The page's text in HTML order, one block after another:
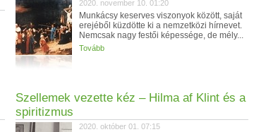
2020. november 10. 01:20
Munkácsy keserves viszonyok között, saját
erejéből küzdötte ki a nemzetközi hírnevet.
Nemcsak nagy festői képessége, de mély...
Tovább
Szellemek vezette kéz – Hilma af Klint és a
spiritizmus
2020. október 01. 07:15